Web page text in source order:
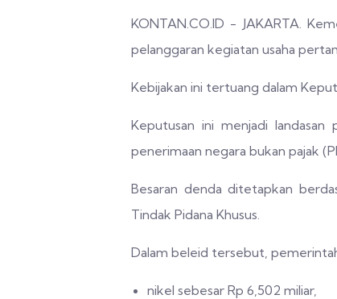
KONTAN.CO.ID - JAKARTA.
pelanggaran kegiatan usaha
Kebijakan ini tertuang dalam
Keputusan ini menjadi
penerimaan negara bukan pajak
Besaran denda ditetapkan
Tindak Pidana Khusus.
Dalam beleid tersebut,
nikel sebesar Rp 6,502 miliar,